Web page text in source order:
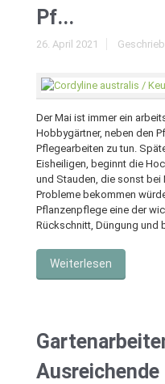
Pf...
26. April 2021
Der Mai ist immer ein
Hobbygärtner, neben den
Pflegearbeiten zu tun.
Eisheiligen, beginnt die
und Stauden, die sonst bei
Probleme bekommen
Pflanzenpflege eine der
Rückschnitt, Düngung und
Weiterlesen
Ausreichende